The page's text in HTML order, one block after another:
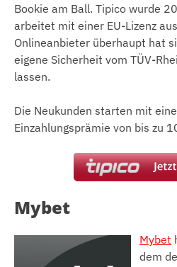
Bookie am Ball. Tipico wurde
arbeitet mit einer EU-Lizenz
Onlineanbieter überhaupt hat
eigene Sicherheit vom TÜV-
lassen.
Die Neukunden starten mit
Einzahlungsprämie von bis zu
Mybet
Mybet
dem